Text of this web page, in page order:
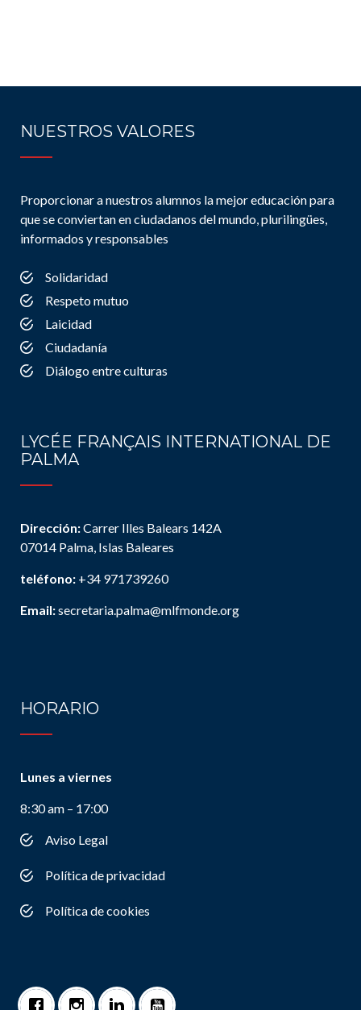
NUESTROS VALORES
Proporcionar a nuestros alumnos la mejor educación para
que se conviertan en ciudadanos del mundo, plurilingües,
informados y responsables
Solidaridad
Respeto mutuo
Laicidad
Ciudadanía
Diálogo entre culturas
LYCÉE FRANÇAIS INTERNATIONAL DE
PALMA
Dirección:Carrer Illes Balears 142A
07014 Palma, Islas Baleares
teléfono: +34 971739260
Email:secretaria.palma@mlfmonde.org
HORARIO
Lunes a viernes
8:30 am – 17:00
Aviso Legal
Política de privacidad
Política de cookies